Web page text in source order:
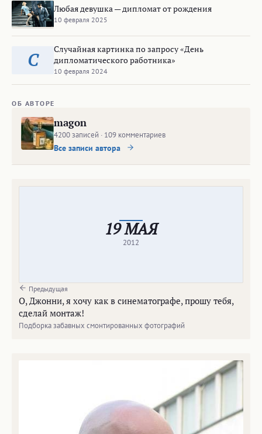
Любая девушка — дипломат от рождения
10 февраля 2025
С
Случайная картинка по запросу «День
дипломатического работника»
10 февраля 2024
ОБ АВТОРЕ
magon
4200 записей · 109 комментариев
Все записи автора
19 МАЯ
2012
Предыдущая
О, Джонни, я хочу как в синематографе, прошу тебя,
сделай монтаж!
Подборка забавных смонтированных фотографий